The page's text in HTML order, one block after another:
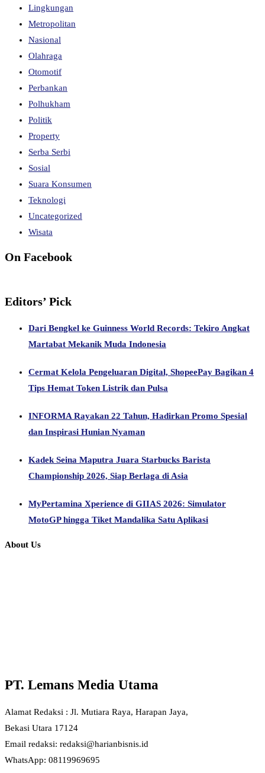
Lingkungan
Metropolitan
Nasional
Olahraga
Otomotif
Perbankan
Polhukham
Politik
Property
Serba Serbi
Sosial
Suara Konsumen
Teknologi
Uncategorized
Wisata
On Facebook
Editors’ Pick
Dari Bengkel ke Guinness World Records: Tekiro Angkat
Martabat Mekanik Muda Indonesia
Cermat Kelola Pengeluaran Digital, ShopeePay Bagikan 4
Tips Hemat Token Listrik dan Pulsa
INFORMA Rayakan 22 Tahun, Hadirkan Promo Spesial
dan Inspirasi Hunian Nyaman
Kadek Seina Maputra Juara Starbucks Barista
Championship 2026, Siap Berlaga di Asia
MyPertamina Xperience di GIIAS 2026: Simulator
MotoGP hingga Tiket Mandalika Satu Aplikasi
About Us
PT. Lemans Media Utama
Alamat Redaksi : Jl. Mutiara Raya, Harapan Jaya,
Bekasi Utara 17124
Email redaksi: redaksi@harianbisnis.id
WhatsApp: 08119969695